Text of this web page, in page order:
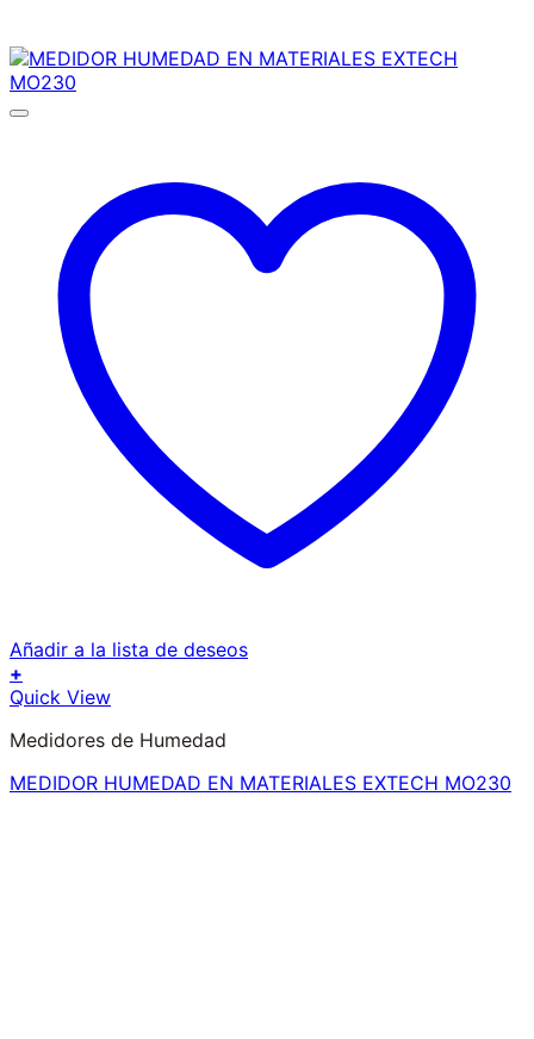
Añadir a la lista de deseos
+
Quick View
Medidores de Humedad
MEDIDOR HUMEDAD EN MATERIALES EXTECH MO230